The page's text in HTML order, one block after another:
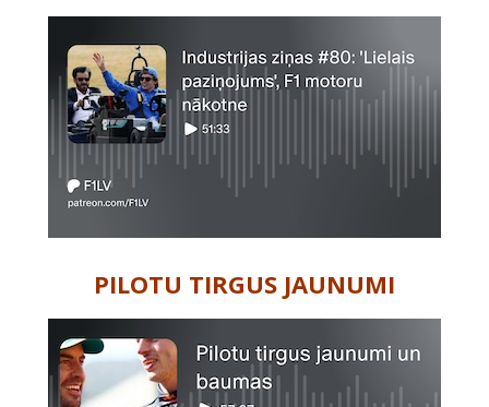
PILOTU TIRGUS JAUNUMI